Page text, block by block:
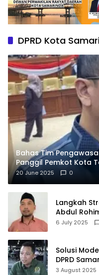
DPRD Kota
Bahas Tim
Panggil Pemkot Kota
20 June 2025 0
Langkah
Abdul
Pusat
6 July 2025
Solusi
DPRD
PLTSA
3 August 2025